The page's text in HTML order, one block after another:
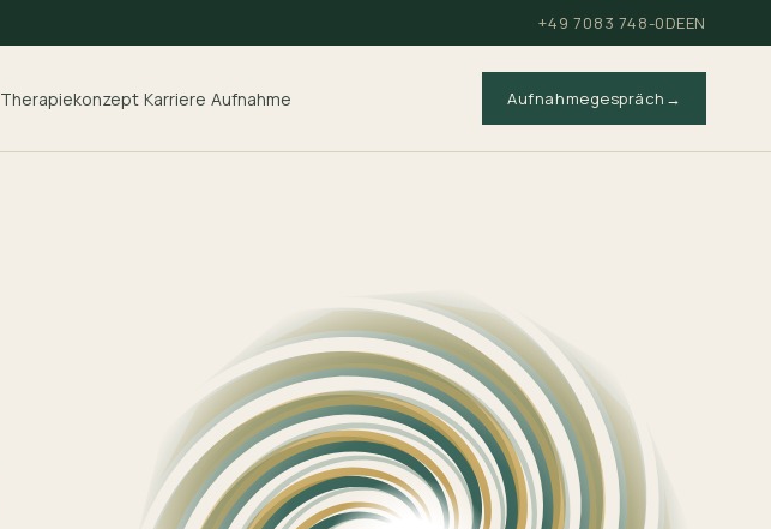
+49 7083 748-0DEEN
Therapiekonzept Karriere Aufnahme Aufnahmegespräch →